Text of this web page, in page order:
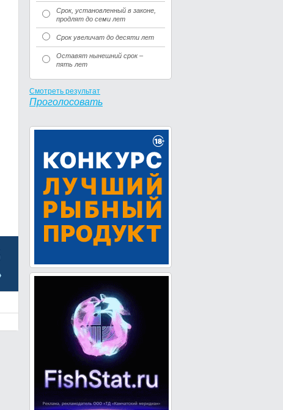
Срок, установленный в законе,
продлят до семи лет
Срок увеличат до десяти лет
Оставят нынешний срок –
пять лет
Смотреть результат
Проголосовать